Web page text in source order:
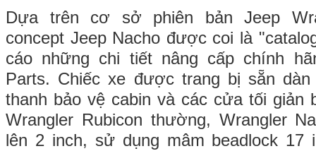
Dựa trên cơ sở phiên bản Jeep
concept Jeep Nacho được coi là
cáo những chi tiết nâng cấp chính
Parts. Chiếc xe được trang bị sẵn
thanh bảo vệ cabin và các cửa tối giản
Wrangler Rubicon thường, Wrangler
lên 2 inch, sử dụng mâm beadlock 17